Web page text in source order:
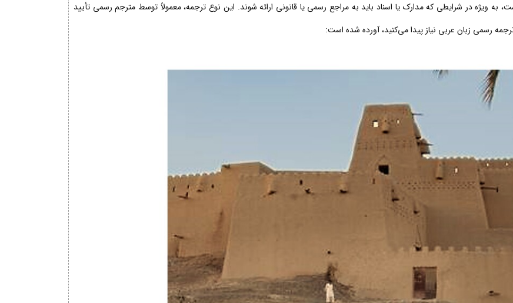
به ویژه در شرایطی که مدارک یا اسناد باید به مراجع رسمی یا قانونی ارائه شوند. این نوع ترجمه، معمولاً توسط مترجم رسمی تأیید
رسمی زبان عربی نیاز پیدا می‌کنید، آورده شده است: